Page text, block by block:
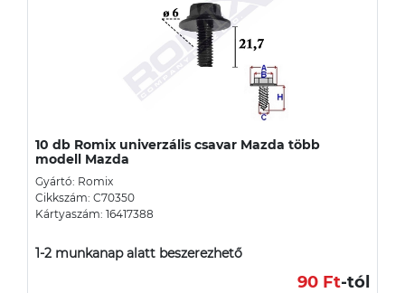
10 db Romix univerzális csavar Mazda több
modell Mazda
Gyártó: Romix
Cikkszám: C70350
Kártyaszám: 16417388
1-2 munkanap alatt beszerezhető
90 Ft-tól